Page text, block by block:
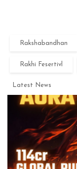
Rakshabandhan
Rakhi Fesertivl
Latest News